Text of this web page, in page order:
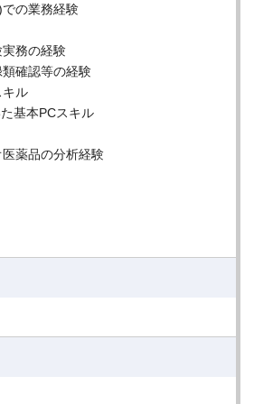
での業務経験
実務の経験
類確認等の経験
キル
基本PCスキル
医薬品の分析経験